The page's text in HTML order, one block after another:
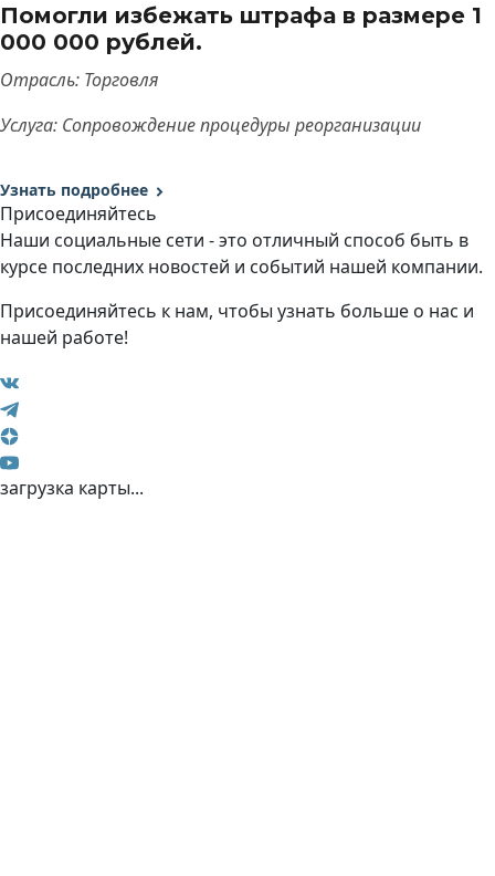
Помогли избежать штрафа в размере 1
000 000 рублей.
Отрасль: Торговля
Услуга: Сопровождение процедуры реорганизации
Узнать подробнее
Присоединяйтесь
Наши социальные сети - это отличный способ быть в
курсе последних новостей и событий нашей компании.
Присоединяйтесь к нам, чтобы узнать больше о нас и
нашей работе!
загрузка карты...